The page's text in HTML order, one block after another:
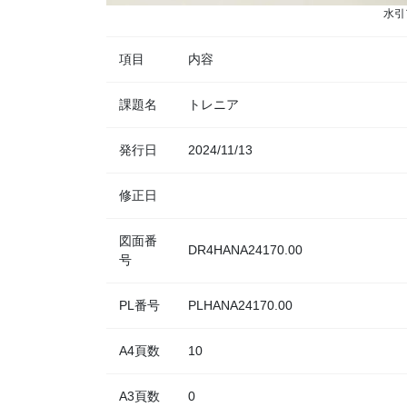
水
項目 内容
課題名 トレニア
発行日 2024/11/13
修正日
図面番
号
DR4HANA24170.00
PL番号 PLHANA24170.00
A4頁数 10
A3頁数 0